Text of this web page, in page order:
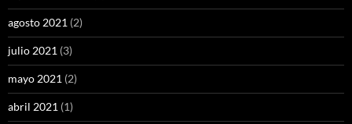
agosto 2021 (2)
julio 2021 (3)
mayo 2021 (2)
abril 2021 (1)